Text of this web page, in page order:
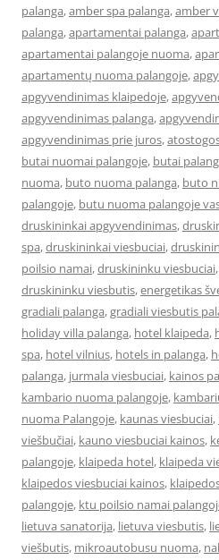
palanga,amber spa palanga,amber
palanga,apartamentai palanga,
apartamentai palangoje nuoma,
apartamentų nuoma palangoje,
apgyvendinimas klaipedoje,
apgyvendinimas palanga,
apgyvendinimas prie juros,
butai nuomai palangoje, butai
nuoma, buto nuoma palanga, buto
palangoje, butu nuoma palangoje
druskininkai apgyvendinimas,
spa,druskininkai viesbuciai,
poilsio namai,druskininku viesbuciai,
druskininku viesbutis,energetikas
gradiali palanga,gradiali viesbutis
holiday villa palanga, hotel klaipeda,
spa, hotel vilnius, hotels in palanga,
palanga, jurmala viesbuciai, kainos
kambario nuoma palangoje,
nuoma Palangoje, kaunas viesbuciai,
viešbučiai, kauno viesbuciai kainos,
palangoje, klaipeda hotel, klaipeda
klaipedos viesbuciai kainos,
palangoje, ktu poilsio namai
lietuva sanatorija, lietuva viesbutis,
viešbutis, mikroautobusu nuoma,